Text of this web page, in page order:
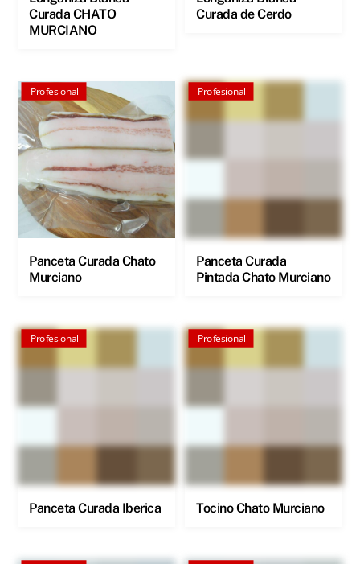
Curada CHATO
MURCIANO
Curada de Cerdo
Profesional
Panceta Curada Chato
Murciano
Profesional
Panceta Curada
Pintada Chato Murciano
Profesional
Panceta Curada Iberica
Profesional
Tocino Chato Murciano